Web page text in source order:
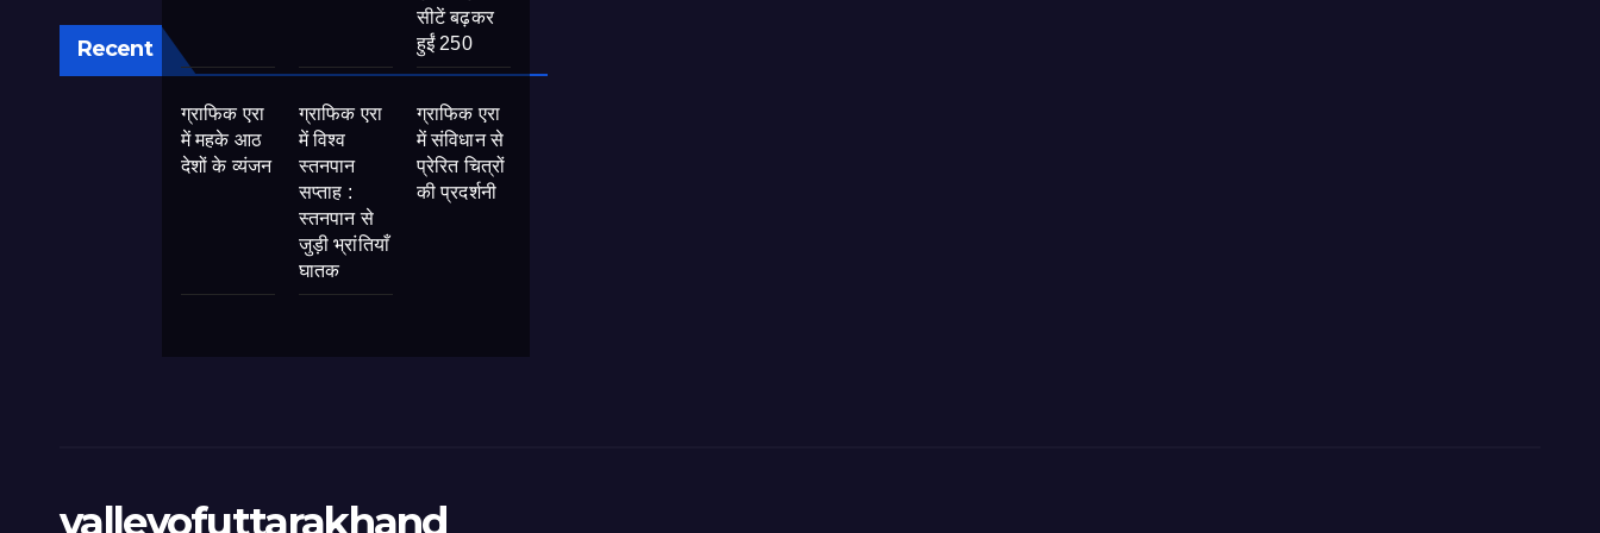
Recent
सीटें बढ़कर
हुईं 250
ग्राफिक एरा
में महके आठ
देशों के व्यंजन
ग्राफिक एरा
में विश्व
स्तनपान
सप्ताह :
स्तनपान से
जुड़ी भ्रांतियाँ
घातक
ग्राफिक एरा
में संविधान से
प्रेरित चित्रों
की प्रदर्शनी
valleyofuttarakhand